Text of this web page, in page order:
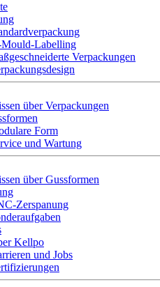
Labelling
Verpackungen
über Verpackungen
Form
und Wartung
über Gussformen
Zerspanung
Kellpo
und Jobs